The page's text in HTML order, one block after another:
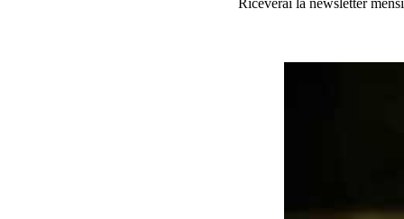
Riceverai la newsletter